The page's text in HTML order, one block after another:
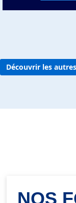
Découvrir les
NOS